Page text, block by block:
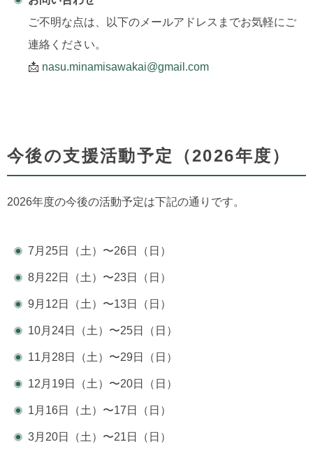
ご不明な点は、以下のメールアドレスまでお気軽にご
連絡ください。
📩 nasu.minamisawakai@gmail.com
今後の支援活動予定（2026年度）
2026年度の今後の活動予定は下記の通りです。
7月25日（土）〜26日（日）
8月22日（土）〜23日（日）
9月12日（土）〜13日（日）
10月24日（土）〜25日（日）
11月28日（土）〜29日（日）
12月19日（土）〜20日（日）
1月16日（土）〜17日（日）
3月20日（土）〜21日（日）